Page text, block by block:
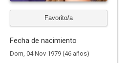
Favorito/a
Fecha de nacimiento
Dom, 04 Nov 1979 (46 años)